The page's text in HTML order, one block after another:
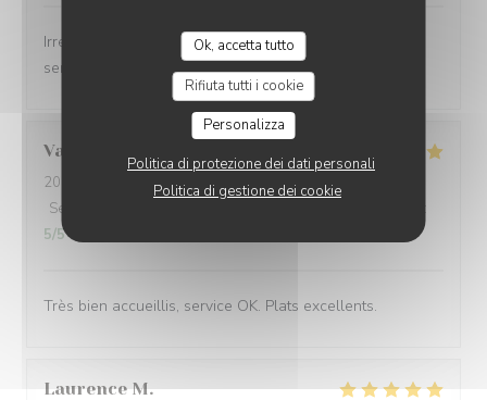
Ok, accetta tutto
Rifiuta tutti i cookie
Personalizza
Politica di protezione dei dati personali
Politica di gestione dei cookie
Irréprochable comme d'habitude Très bon accueil et
service, plats délicieux et copieux
Valérie
2026-08-02
- 19:15 - Ospiti 4
Servizio
5/5
Très bien accueillis, service OK. Plats excellents.
Laurence M